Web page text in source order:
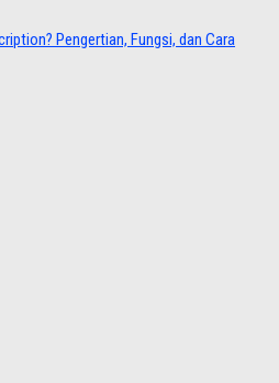
Pengertian, Fungsi, dan Cara